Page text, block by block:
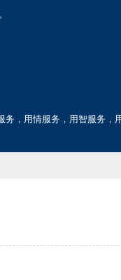
，用情服务，用智服务，